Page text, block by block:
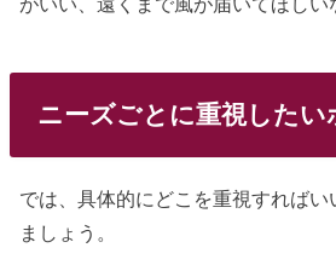
ニーズごとに重視したい
では、具体的にどこを重視すればい
ましょう。